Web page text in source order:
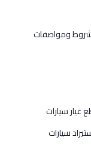
ومواصفات
سيارات
سيارات